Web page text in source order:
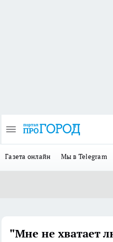
Газета онлайн Мы в Telegram
"Мне не хватает